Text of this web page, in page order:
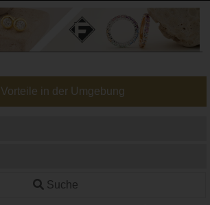
Vorteile in der Umgebung
Suche